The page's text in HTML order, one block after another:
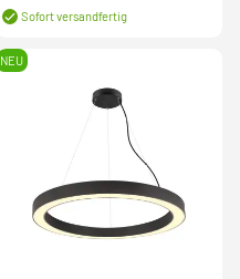
Sofort versandfertig
NEU